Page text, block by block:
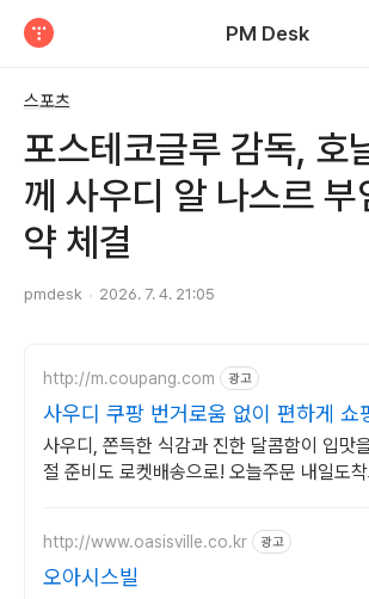
PM Desk
스포츠
포스테코글루 감독, 호
께 사우디 알 나스르 부
약 체결
pmdesk 2026. 7. 4. 21:05
http://m.coupang.com 광고
사우디 쿠팡 번거로움 없이 편하게 쇼
사우디, 쫀득한 식감과 진한 달콤함이 입맛
절 준비도 로켓배송으로! 오늘주문 내일도
http://www.oasisville.co.kr 광고
오아시스빌